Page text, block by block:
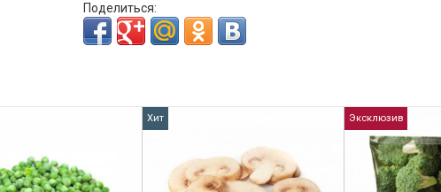
Поделиться:
Хит Эксклюзив